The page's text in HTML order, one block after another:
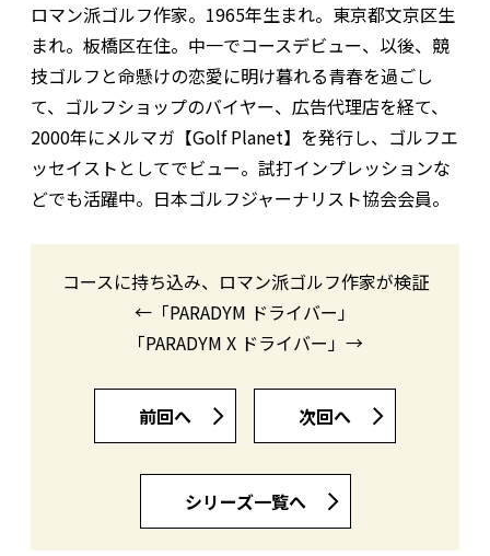
ロマン派ゴルフ作家。1965年生まれ。東京都文京区生
まれ。板橋区在住。中一でコースデビュー、以後、競
技ゴルフと命懸けの恋愛に明け暮れる青春を過ごし
て、ゴルフショップのバイヤー、広告代理店を経て、
2000年にメルマガ【Golf Planet】を発行し、ゴルフエ
ッセイストとしてでビュー。試打インプレッションな
どでも活躍中。日本ゴルフジャーナリスト協会会員。
コースに持ち込み、ロマン派ゴルフ作家が検証
←「PARADYM ドライバー」
「PARADYM X ドライバー」→
前回へ 次回へ
シリーズ一覧へ